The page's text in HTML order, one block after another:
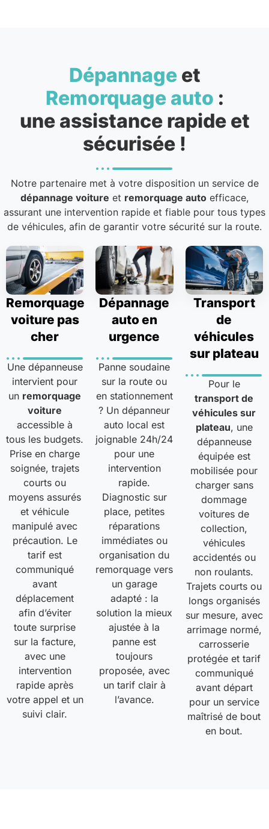
Dépannageet
Remorquage auto :
une assistance rapide et
sécurisée !
Notre partenaire met à votre disposition un service de
dépannage voiture et remorquage auto efficace,
assurant une intervention rapide et fiable pour tous types
de véhicules, afin de garantir votre sécurité sur la route.
Remorquage
voiture pas
cher
Une dépanneuse
intervient pour
un remorquage
voiture
accessible à
tous les budgets.
Prise en charge
soignée, trajets
courts ou
moyens assurés
et véhicule
manipulé avec
précaution. Le
tarif est
communiqué
avant
déplacement
afin d’éviter
toute surprise
sur la facture,
avec une
intervention
rapide après
votre appel et un
suivi clair.
Dépannage
auto en
urgence
Panne soudaine
sur la route ou
en stationnement
? Un dépanneur
auto local est
joignable 24h/24
pour une
intervention
rapide.
Diagnostic sur
place, petites
réparations
immédiates ou
organisation du
remorquage vers
un garage
adapté : la
solution la mieux
ajustée à la
panne est
toujours
proposée, avec
un tarif clair à
l’avance.
Transport
de
véhicules
sur plateau
Pour le
transport de
véhicules sur
plateau, une
dépanneuse
équipée est
mobilisée pour
charger sans
dommage
voitures de
collection,
véhicules
accidentés ou
non roulants.
Trajets courts ou
longs organisés
sur mesure, avec
arrimage normé,
carrosserie
protégée et tarif
communiqué
avant départ
pour un service
maîtrisé de bout
en bout.